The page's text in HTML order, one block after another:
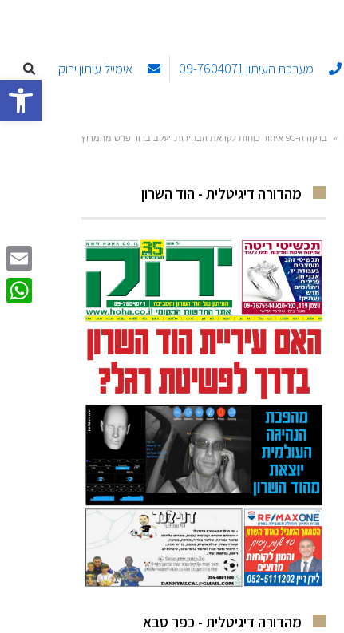
פתח מערכת העיתון 09-7604071 אימייל עיתון ירוק
»
בדקה ה-90 איחוד כוחות לקראת הבחירות. יעקב בדור פרש מהמרוץ
מהדורה דיגיטלית - הוד השרון
מהדורה דיגיטלית - כפר סבא